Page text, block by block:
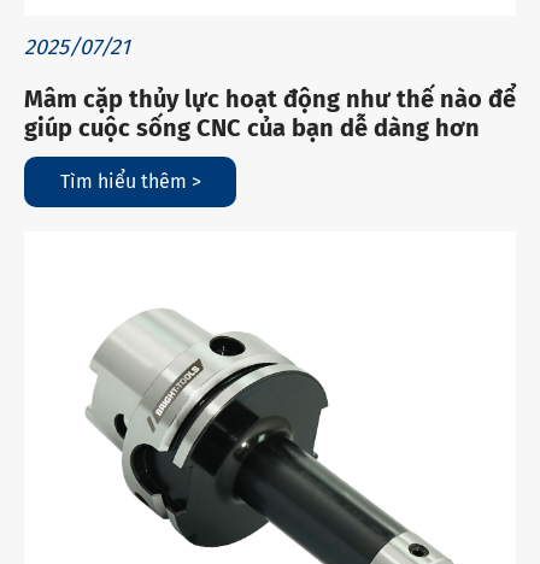
2025/07/21
Mâm cặp thủy lực hoạt động như thế nào để
giúp cuộc sống CNC của bạn dễ dàng hơn
Tìm hiểu thêm >